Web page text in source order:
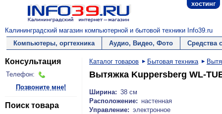
хостинг
Калининградский магазин компьютерной и бытовой техники Info39.ru
Компьютеры, оргтехника
Аудио, Видео, Фото Средства
Консультация
Телефон:
Позвоните мне!
Поиск товара
Каталог товаров Бытовая техника
Вытяжка Kuppersberg WL-
Ширина: 38 см
Расположение: настенная
Управление: электронное